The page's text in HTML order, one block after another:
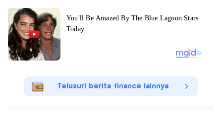
Telusuri berita finance lainnya